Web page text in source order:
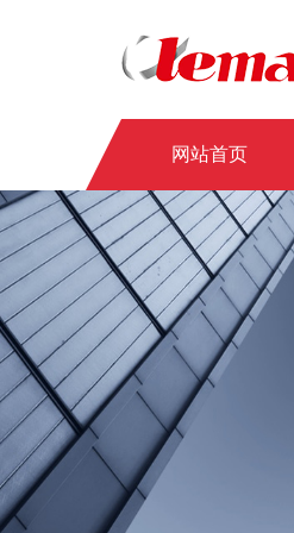
网站首页